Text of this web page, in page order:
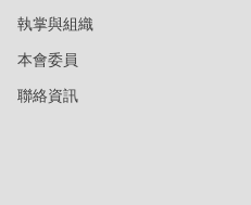
執掌與組織
本會委員
聯絡資訊